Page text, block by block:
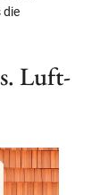
die
Luft-